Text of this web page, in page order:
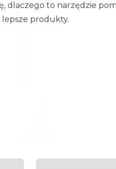
dlaczego to narzędzie
lepsze produkty.